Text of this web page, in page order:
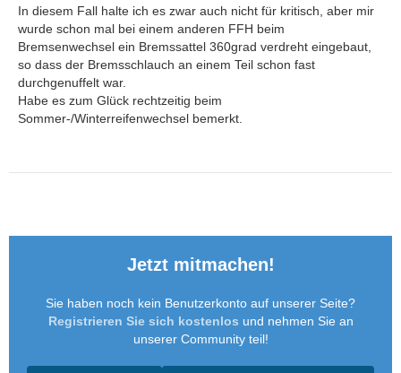
In diesem Fall halte ich es zwar auch nicht für kritisch, aber mir
wurde schon mal bei einem anderen FFH beim
Bremsenwechsel ein Bremssattel 360grad verdreht eingebaut,
so dass der Bremsschlauch an einem Teil schon fast
durchgenuffelt war.
Habe es zum Glück rechtzeitig beim
Sommer-/Winterreifenwechsel bemerkt.
Jetzt mitmachen!
Sie haben noch kein Benutzerkonto auf unserer Seite?
Registrieren Sie sich kostenlos und nehmen Sie an
unserer Community teil!